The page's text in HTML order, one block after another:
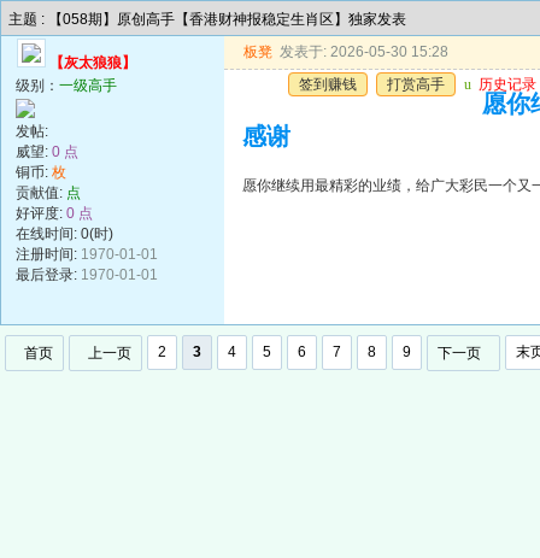
主题 : 【058期】原创高手【香港财神报稳定生肖区】独家发表
【灰太狼狼】
级别： 一级高手
发帖:
威望: 0 点
铜币: 枚
贡献值: 点
好评度: 0 点
在线时间: 0(时)
注册时间: 1970-01-01
最后登录: 1970-01-01
板凳 发表于: 2026-05-30 15:28
签到赚钱
打赏高手 u 历史记录
愿你
感谢
愿你继续用最精彩的业绩，给广大彩民一个又
首页 上一页 2 3 4 5 6 7 8 9 下一页 末